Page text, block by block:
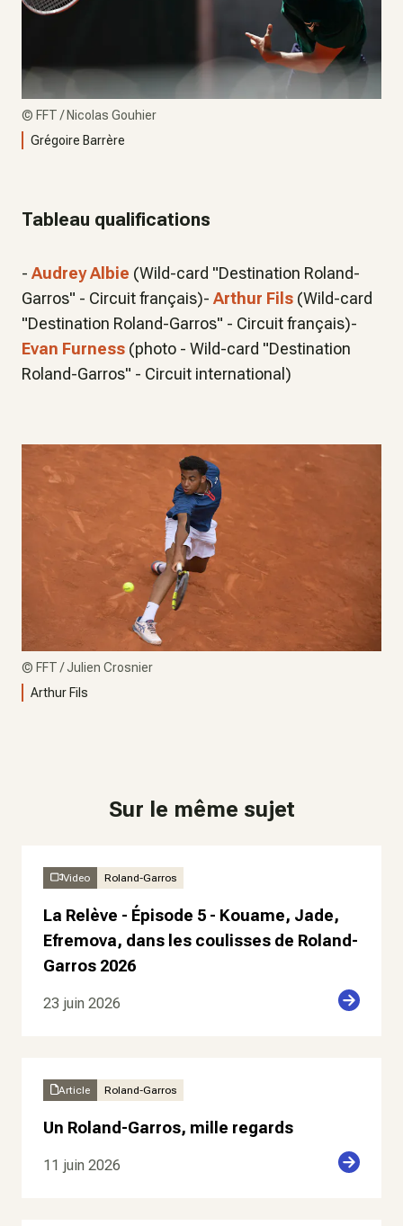
© FFT / Nicolas Gouhier
Grégoire Barrère
Tableau qualifications
- Audrey Albie (Wild-card "Destination Roland-
Garros" - Circuit français)- Arthur Fils (Wild-card
"Destination Roland-Garros" - Circuit français)-
Evan Furness (photo - Wild-card "Destination
Roland-Garros" - Circuit international)
© FFT / Julien Crosnier
Arthur Fils
Sur le même sujet
Video Roland-Garros
La Relève - Épisode 5 - Kouame, Jade,
Efremova, dans les coulisses de Roland-
Garros 2026
23 juin 2026
Article Roland-Garros
Un Roland-Garros, mille regards
11 juin 2026